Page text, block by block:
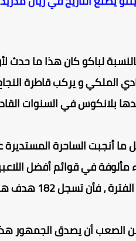
الملكي و يركب قاطرة
بلانكوس في السنوات
أنجبت الساحرة المستديرة
في قوائم أفضل
رقم كبير كلاعب جناح أيسر .
الصعب أن يصدق الجمهور